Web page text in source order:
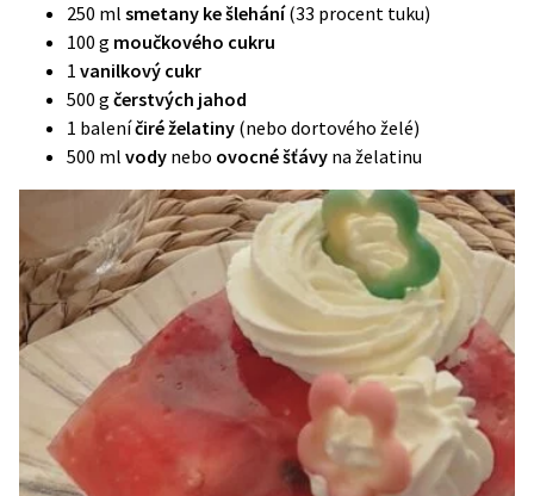
250 ml smetany ke šlehání(33 procent tuku)
100 g moučkového cukru
1 vanilkový cukr
500 g čerstvých jahod
1 baleníčiré želatiny (nebo dortového želé)
500 ml vody nebo ovocné šťávy na želatinu